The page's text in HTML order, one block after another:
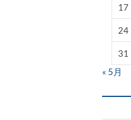
17
24
31
« 5月